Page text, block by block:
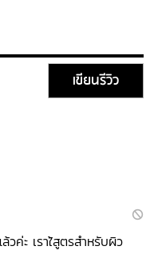
เขียนรีวิว
ค่ะ เราใ้สูตรสำหรับผิว